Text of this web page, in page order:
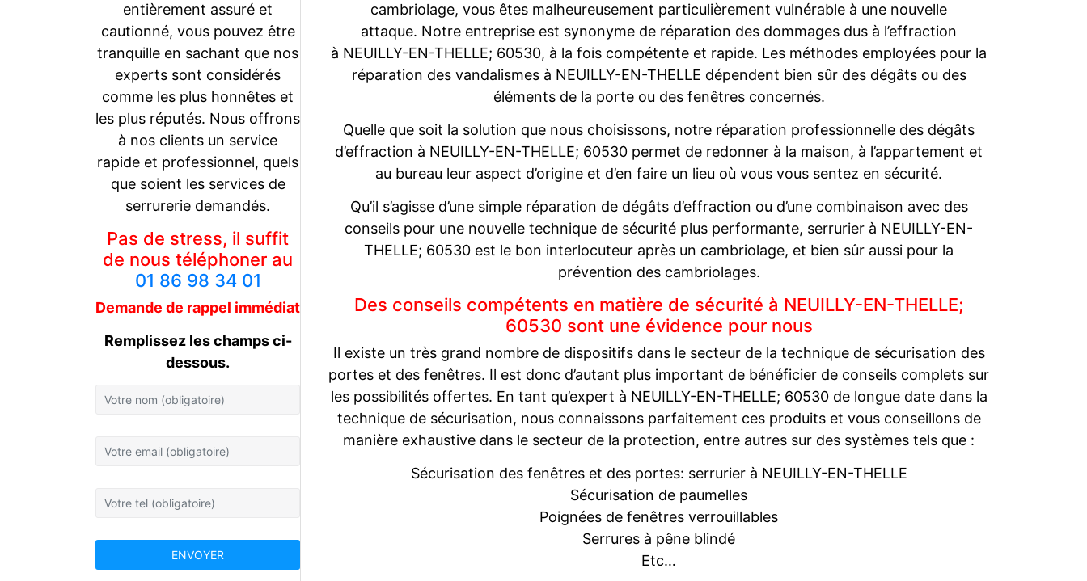
entièrement assuré et
cautionné, vous pouvez être
tranquille en sachant que nos
experts sont considérés
comme les plus honnêtes et
les plus réputés. Nous offrons
à nos clients un service
rapide et professionnel, quels
que soient les services de
serrurerie demandés.
Pas de stress, il suffit
de nous téléphoner au
01 86 98 34 01
Demande de rappel immédiat
Remplissez les champs ci-
dessous.
cambriolage, vous êtes malheureusement particulièrement vulnérable à une nouvelle
attaque. Notre entreprise est synonyme de réparation des dommages dus à l’effraction
à NEUILLY-EN-THELLE; 60530, à la fois compétente et rapide. Les méthodes employées pour la
réparation des vandalismes à NEUILLY-EN-THELLE dépendent bien sûr des dégâts ou des
éléments de la porte ou des fenêtres concernés.
Quelle que soit la solution que nous choisissons, notre réparation professionnelle des dégâts
d’effraction à NEUILLY-EN-THELLE; 60530 permet de redonner à la maison, à l’appartement et
au bureau leur aspect d’origine et d’en faire un lieu où vous vous sentez en sécurité.
Qu’il s’agisse d’une simple réparation de dégâts d’effraction ou d’une combinaison avec des
conseils pour une nouvelle technique de sécurité plus performante, serrurier à NEUILLY-EN-
THELLE; 60530 est le bon interlocuteur après un cambriolage, et bien sûr aussi pour la
prévention des cambriolages.
Des conseils compétents en matière de sécurité à NEUILLY-EN-THELLE;
60530 sont une évidence pour nous
Il existe un très grand nombre de dispositifs dans le secteur de la technique de sécurisation des
portes et des fenêtres. Il est donc d’autant plus important de bénéficier de conseils complets sur
les possibilités offertes. En tant qu’expert à NEUILLY-EN-THELLE; 60530 de longue date dans la
technique de sécurisation, nous connaissons parfaitement ces produits et vous conseillons de
manière exhaustive dans le secteur de la protection, entre autres sur des systèmes tels que :
Sécurisation des fenêtres et des portes: serrurier à NEUILLY-EN-THELLE
Sécurisation de paumelles
Poignées de fenêtres verrouillables
Serrures à pêne blindé
Etc…